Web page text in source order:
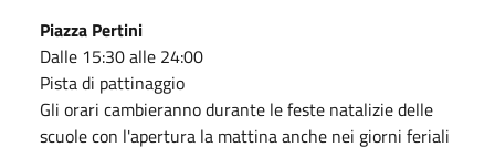
Piazza Pertini
Dalle 15:30 alle 24:00
Pista di pattinaggio
Gli orari cambieranno durante le feste natalizie delle
scuole con l'apertura la mattina anche nei giorni feriali